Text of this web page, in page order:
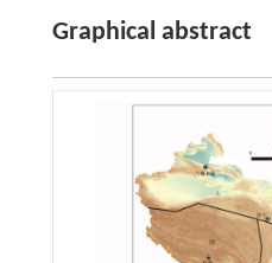
Graphical abstract